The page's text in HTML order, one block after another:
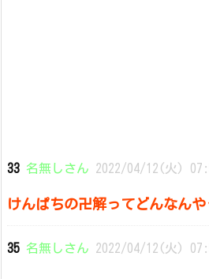
33 名無しさん 2022/04/12(火)
けんぱちの卍解ってどんなんや
35 名無しさん 2022/04/12(火)